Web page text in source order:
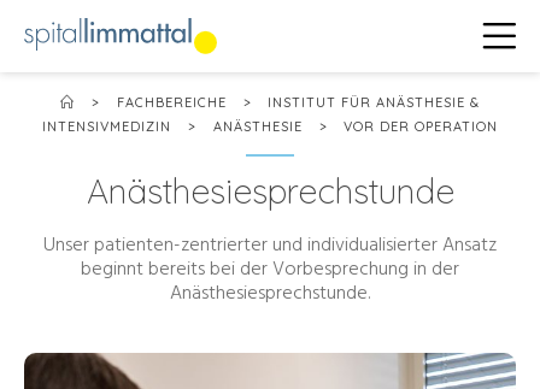
> FACHBEREICHE >
INSTITUT FÜR ANÄSTHESIE &
INTENSIVMEDIZIN
> ANÄSTHESIE > VOR DER OPERATION
Anästhesiesprechstunde
Unser patienten-zentrierter und individualisierter Ansatz
beginnt bereits bei der Vorbesprechung in der
Anästhesiesprechstunde.